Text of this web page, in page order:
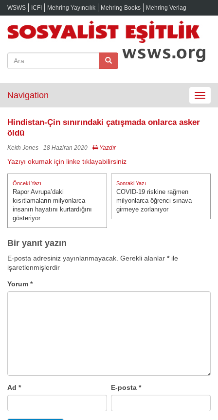
WSWS ICFI Mehring Yayıncılık Mehring Books Mehring Verlag
Toggle
Navigation
Hindistan-Çin sınırındaki çatışmada onlarca asker
öldü
Keith Jones 18 Haziran 2020 Yazdır
Yazıyı okumak için linke tıklayabilirsiniz
Yazı
gezinmesi
Önceki Yazı
Önceki Yazı:
Rapor Avrupa’daki
kısıtlamaların milyonlarca
insanın hayatını kurtardığını
gösteriyor
Sonraki Yazı
Sonraki Yazı:
COVID-19 riskine rağmen
milyonlarca öğrenci sınava
girmeye zorlanıyor
Bir yanıt yazın
E-posta adresiniz yayınlanmayacak. Gerekli alanlar *ile
işaretlenmişlerdir
Yorum *
Ad * E-posta*